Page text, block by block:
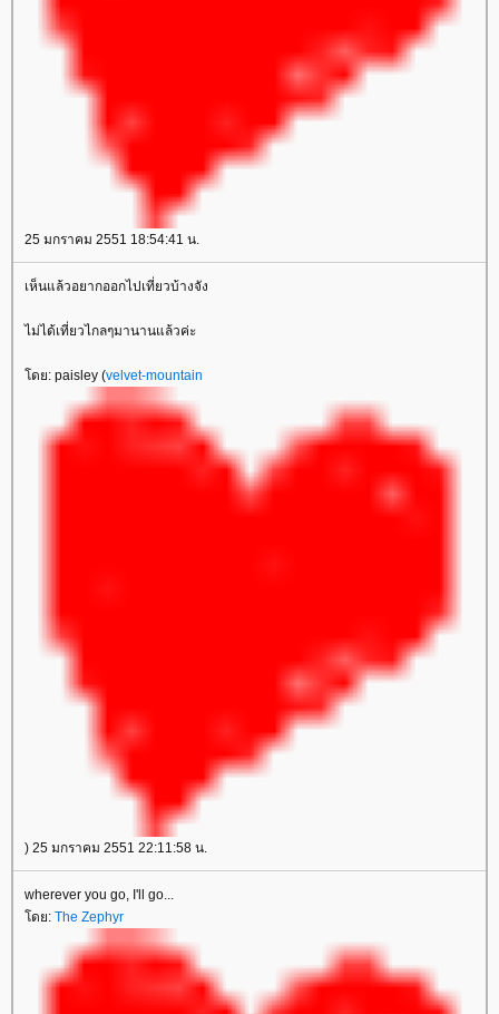
25 มกราคม 2551 18:54:41 น.
เห็นแล้วอยากออกไปเที่ยวบ้างจัง
ไม่ได้เที่ยวไกลๆมานานแล้วค่ะ
ดย: paisley (velvet-mountain
) 25 มกราคม 2551 22:11:58 น.
wherever you go, I'll go...
ดย: The Zephyr